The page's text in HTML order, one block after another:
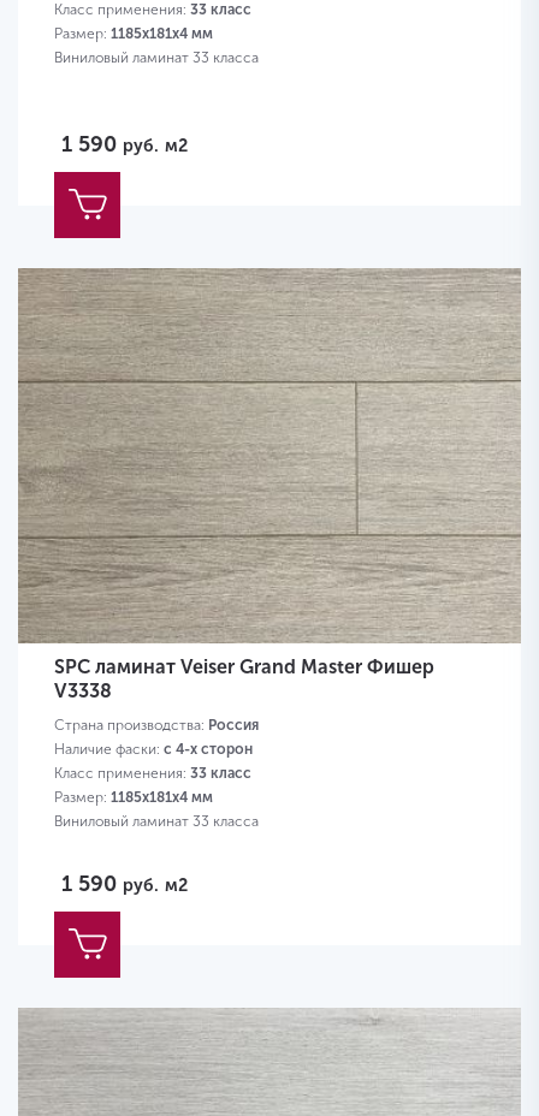
Класс применения: 33 класс
Размер: 1185х181х4 мм
Виниловый ламинат 33 класса
1 590 руб. м2
SPC ламинат Veiser Grand Master Фишер
V3338
Страна производства: Россия
Наличие фаски: с 4-х сторон
Класс применения: 33 класс
Размер: 1185х181х4 мм
Виниловый ламинат 33 класса
1 590 руб. м2